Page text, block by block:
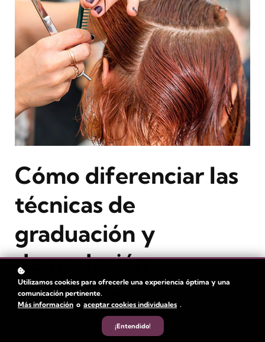
Cómo diferenciar las
técnicas de
graduación y
degradación
Si todavía tienes dudas sobre los conceptos y diferencias
entre las técnicas de corte, sigue esta formación para poder
Utilizamos cookies para ofrecerle una experiencia óptima y una
comunicación pertinente.
Más información o aceptar cookies individuales .
¡Entendido!